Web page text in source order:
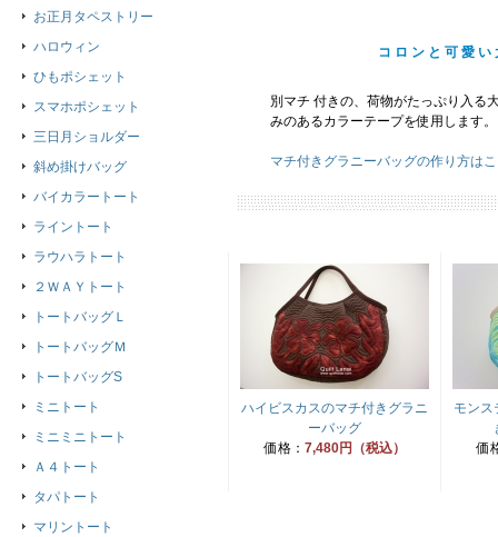
コロンと可愛
別マチ 付きの、荷物がたっぷり入る
みのあるカラーテープを使用します。
マチ付きグラニーバッグの作り方は
ハイビスカスのマチ付きグラニ
ーバッグ
価格： 7,480円（税込）
モンス
価
お正月タペストリー
ハロウィン
ひもポシェット
スマホポシェット
三日月ショルダー
斜め掛けバッグ
バイカラートート
ライントート
ラウハラトート
２ＷＡＹトート
トートバッグＬ
トートバッグＭ
トートバッグS
ミニトート
ミニミニトート
Ａ４トート
タパトート
マリントート